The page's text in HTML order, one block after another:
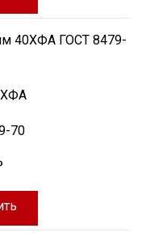
40ХФА ГОСТ 8479-
70